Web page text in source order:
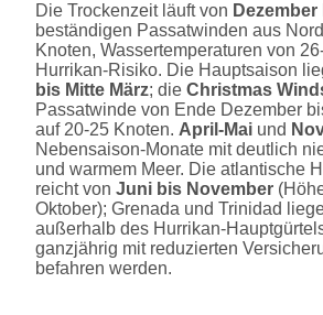
Die Trockenzeit läuft von Dezember
beständigen Passatwinden aus
Knoten, Wassertemperaturen von
Hurrikan-Risiko. Die Hauptsaison
bis Mitte März; die Christmas
Passatwinde von Ende Dezember
auf 20-25 Knoten. April-Mai und
Nebensaison-Monate mit deutlich
und warmem Meer. Die atlantische
reicht von Juni bis November
Oktober); Grenada und Trinidad
außerhalb des Hurrikan-
ganzjährig mit reduzierten
befahren werden.